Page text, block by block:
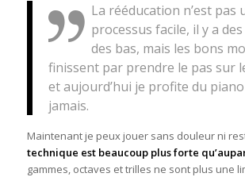
La rééducation n’est pas
processus facile, il y a
des bas, mais les bons
finissent par prendre le pas sur
et aujourd’hui je profite du
jamais.
Maintenant je peux jouer sans douleur ni
technique est beaucoup plus forte
gammes, octaves et trilles ne sont plus une